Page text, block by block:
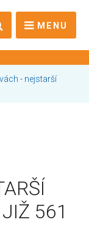
MENU
- nejstarší
561